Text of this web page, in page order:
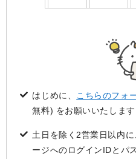
はじめに、 こちらのフォ
無料) をお願いいたします
土日を除く2営業日以内
ージへのログインIDとパ